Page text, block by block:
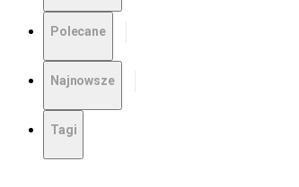
Polecane
Najnowsze
Tagi